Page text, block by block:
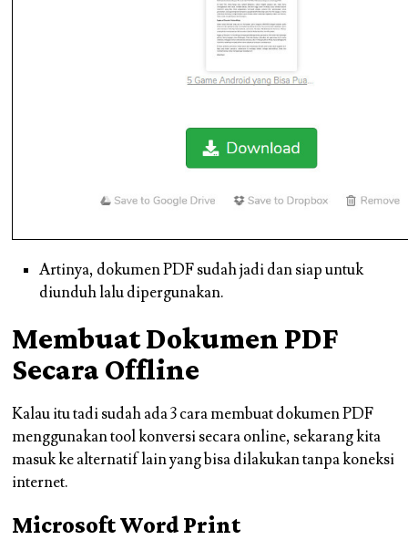
Artinya, dokumen PDF sudah jadi dan siap untuk
diunduh lalu dipergunakan.
Membuat Dokumen PDF
Secara Offline
Kalau itu tadi sudah ada 3 cara membuat dokumen PDF
menggunakan tool konversi secara online, sekarang kita
masuk ke alternatif lain yang bisa dilakukan tanpa koneksi
internet.
Microsoft Word Print